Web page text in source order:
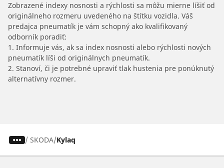
Zobrazené indexy nosnosti a rýchlosti sa môžu mierne líšiť od
originálneho rozmeru uvedeného na štítku vozidla. Váš
predajca pneumatík je vám schopný ako kvalifikovaný
odborník poradiť:
1. Informuje vás, ak sa index nosnosti alebo rýchlosti nových
pneumatík líši od originálnych pneumatík.
2. Stanoví, či je potrebné upraviť tlak hustenia pre ponúknutý
alternatívny rozmer.
/ SKODA Kylaq